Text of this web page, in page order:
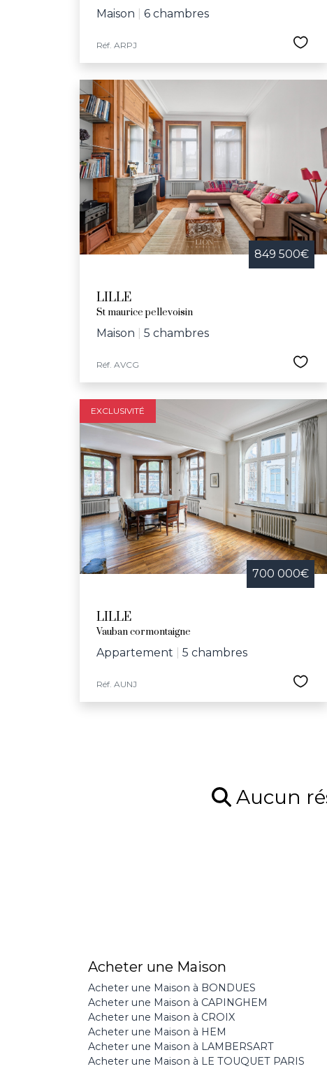
Maison 6 chambres
Réf. ARPJ
849 500€
LILLE
St maurice pellevoisin
Maison 5 chambres
Réf. AVCG
EXCLUSIVITÉ
700 000€
LILLE
Vauban cormontaigne
Appartement 5 chambres
Réf. AUNJ
Aucun
Acheter une Maison
Acheter une Maison à BONDUES
Acheter une Maison à CAPINGHEM
Acheter une Maison à CROIX
Acheter une Maison à HEM
Acheter une Maison à LAMBERSART
Acheter une Maison à LE TOUQUET PARIS